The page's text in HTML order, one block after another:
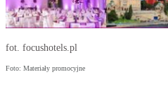
fot. focushotels.pl
Foto: Materiały promocyjne